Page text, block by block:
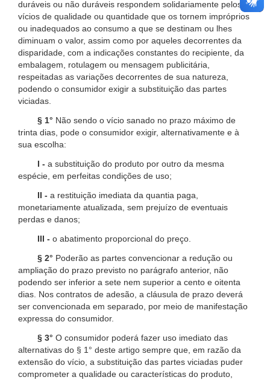
duráveis ou não duráveis respondem solidariamente pelos
vícios de qualidade ou quantidade que os tornem impróprios
ou inadequados ao consumo a que se destinam ou lhes
diminuam o valor, assim como por aqueles decorrentes da
disparidade, com a indicações constantes do recipiente, da
embalagem, rotulagem ou mensagem publicitária,
respeitadas as variações decorrentes de sua natureza,
podendo o consumidor exigir a substituição das partes
viciadas.
§ 1° Não sendo o vício sanado no prazo máximo de
trinta dias, pode o consumidor exigir, alternativamente e à
sua escolha:
I - a substituição do produto por outro da mesma
espécie, em perfeitas condições de uso;
II - a restituição imediata da quantia paga,
monetariamente atualizada, sem prejuízo de eventuais
perdas e danos;
III - o abatimento proporcional do preço.
§ 2° Poderão as partes convencionar a redução ou
ampliação do prazo previsto no parágrafo anterior, não
podendo ser inferior a sete nem superior a cento e oitenta
dias. Nos contratos de adesão, a cláusula de prazo deverá
ser convencionada em separado, por meio de manifestação
expressa do consumidor.
§ 3° O consumidor poderá fazer uso imediato das
alternativas do § 1° deste artigo sempre que, em razão da
extensão do vício, a substituição das partes viciadas puder
comprometer a qualidade ou características do produto,